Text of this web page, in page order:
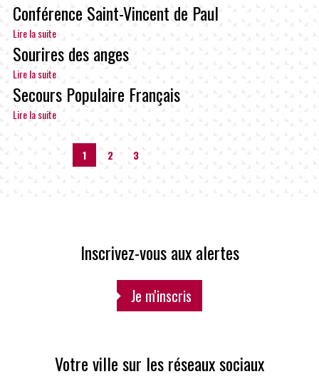
Conférence Saint-Vincent de Paul
Lire la suite
Sourires des anges
Lire la suite
Secours Populaire Français
Lire la suite
1 2 3
Inscrivez-vous aux alertes
Je m'inscris
Votre ville sur les réseaux sociaux